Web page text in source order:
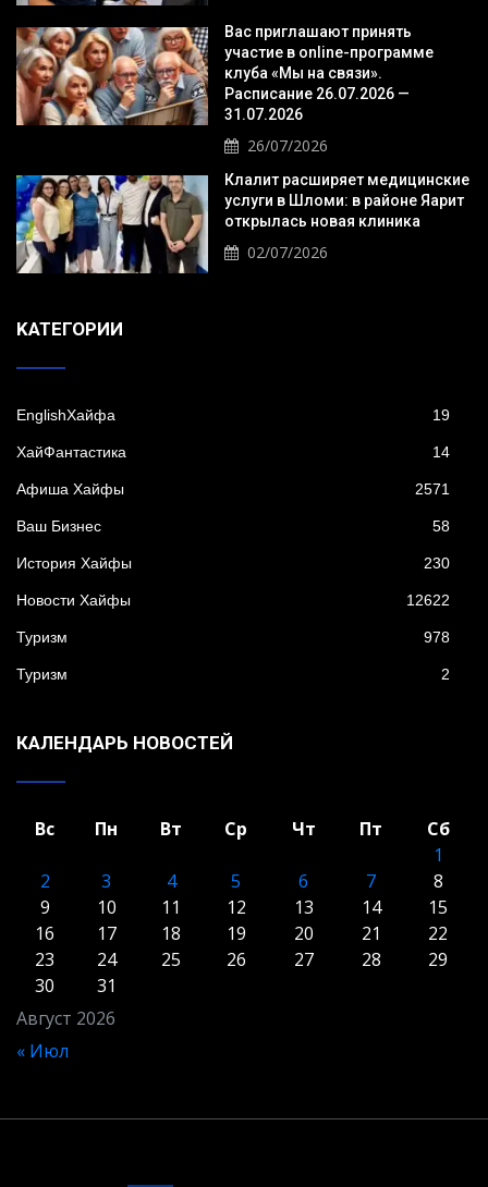
Вас приглашают принять
участие в online-программе
клуба «Мы на связи».
Расписание 26.07.2026 —
31.07.2026
26/07/2026
Клалит расширяет медицинские
услуги в Шломи: в районе Яарит
открылась новая клиника
02/07/2026
KАТЕГОРИИ
EnglishХайфа 19
XайФантастика 14
Афиша Хайфы 2571
Ваш Бизнес 58
История Хайфы 230
Новости Хайфы 12622
Туризм 978
Туризм 2
КАЛЕНДАРЬ НОВОСТЕЙ
Август 2026
Вс Пн Вт Ср Чт Пт
Сб
1
2
3 4 5 6 7
8
9
10 11 12 13 14
15
16
17 18 19 20 21
22
23
24 25 26 27 28
29
30
31
« Июл